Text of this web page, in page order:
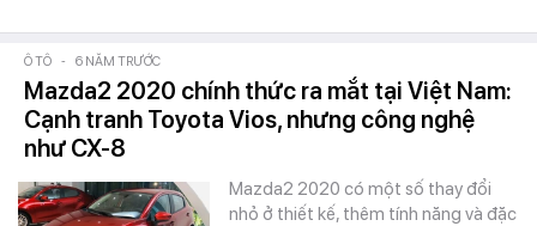
Ô TÔ - 6 NĂM TRƯỚC
Mazda2 2020 chính thức ra mắt tại Việt Nam:
Cạnh tranh Toyota Vios, nhưng công nghệ
như CX-8
Mazda2 2020 có một số thay đổi
nhỏ ở thiết kế, thêm tính năng và đặc